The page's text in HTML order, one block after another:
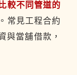
較不同管道的
。常見工程合約
與當舖借款，